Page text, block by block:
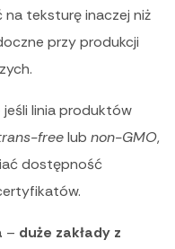
na teksturę inaczej niż
przy produkcji
jeśli linia produktów
freelub non-GMO,
dostępność
– duże zakłady z